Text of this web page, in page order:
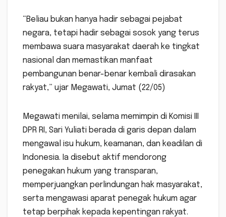
“Beliau bukan hanya hadir sebagai pejabat
negara, tetapi hadir sebagai sosok yang terus
membawa suara masyarakat daerah ke tingkat
nasional dan memastikan manfaat
pembangunan benar-benar kembali dirasakan
rakyat,” ujar Megawati, Jumat (22/05)
Megawati menilai, selama memimpin di Komisi III
DPR RI, Sari Yuliati berada di garis depan dalam
mengawal isu hukum, keamanan, dan keadilan di
Indonesia. Ia disebut aktif mendorong
penegakan hukum yang transparan,
memperjuangkan perlindungan hak masyarakat,
serta mengawasi aparat penegak hukum agar
tetap berpihak kepada kepentingan rakyat.